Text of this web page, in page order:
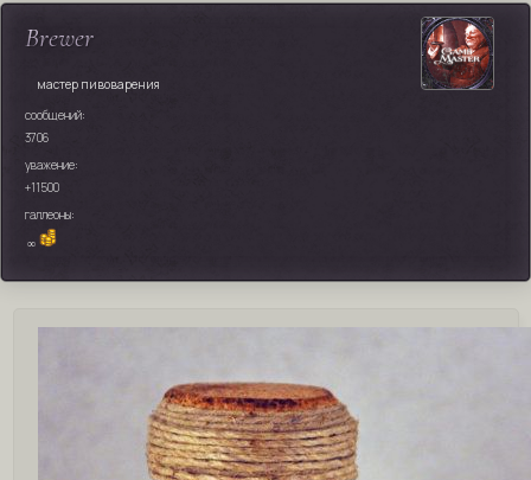
Brewer
мастер пивоварения
сообщений:
3706
уважение:
+11500
галлеоны:
∞